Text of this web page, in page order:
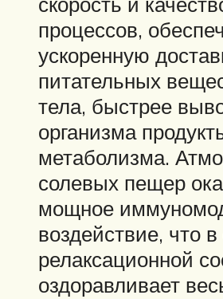
процессов,
ускоренную
питательных
тела, быстрее
организма
метаболизма.
солевых пещер
мощное
воздействие, что
релаксационной
оздоравливает